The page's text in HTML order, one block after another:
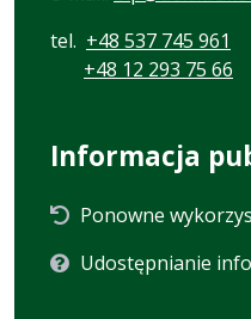
tel. +48 537 745 961
+48 12 293 75 66
Informacja
Ponowne
Udostępnianie